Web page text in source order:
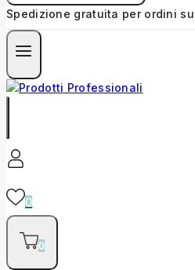
Spedizione gratuita per ordini
0
0